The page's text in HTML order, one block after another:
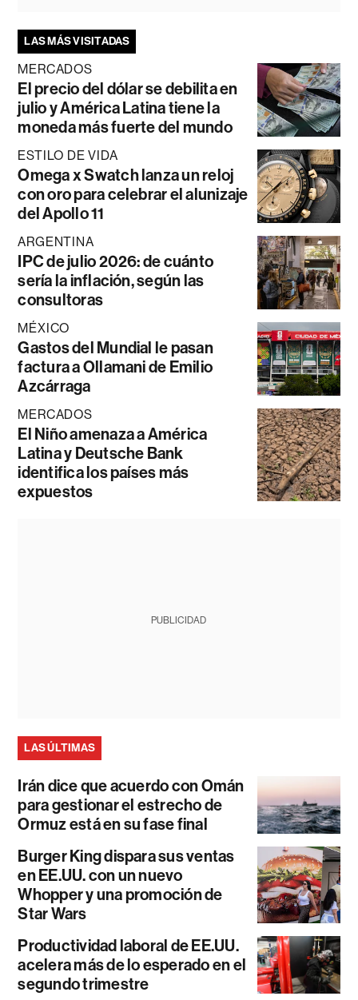
LAS MÁS VISITADAS
MERCADOS
El precio del dólar se debilita en
julio y América Latina tiene la
moneda más fuerte del mundo
ESTILO DE VIDA
Omega x Swatch lanza un reloj
con oro para celebrar el alunizaje
del Apollo 11
ARGENTINA
IPC de julio 2026: de cuánto
sería la inflación, según las
consultoras
MÉXICO
Gastos del Mundial le pasan
factura a Ollamani de Emilio
Azcárraga
MERCADOS
El Niño amenaza a América
Latina y Deutsche Bank
identifica los países más
expuestos
PUBLICIDAD
LAS ÚLTIMAS
Irán dice que acuerdo con Omán
para gestionar el estrecho de
Ormuz está en su fase final
Burger King dispara sus ventas
en EE.UU. con un nuevo
Whopper y una promoción de
Star Wars
Productividad laboral de EE.UU.
acelera más de lo esperado en el
segundo trimestre